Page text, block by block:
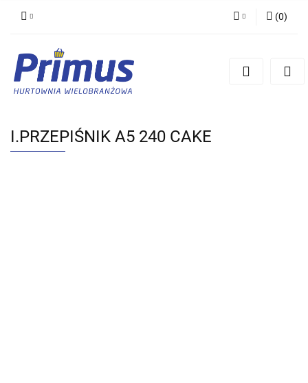
Zarejestruj się
(0)
I.PRZEPIŚNIK A5 240 CAKE